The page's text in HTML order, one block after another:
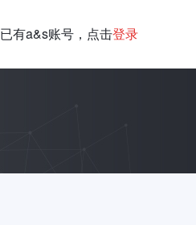
已有a&s账号，点击登录